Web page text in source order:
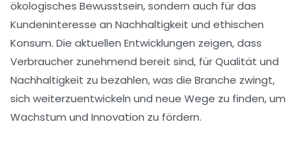
ökologisches Bewusstsein, sondern auch für das
Kundeninteresse an Nachhaltigkeit und ethischen
Konsum. Die aktuellen Entwicklungen zeigen, dass
Verbraucher zunehmend bereit sind, für Qualität und
Nachhaltigkeit zu bezahlen, was die Branche zwingt,
sich weiterzuentwickeln und neue Wege zu finden, um
Wachstum und Innovation zu fördern.